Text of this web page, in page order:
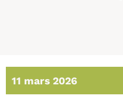
11 mars 2026